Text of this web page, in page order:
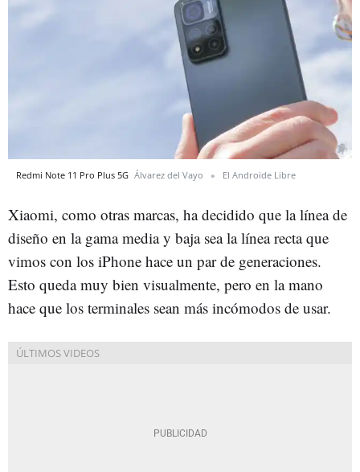
Redmi Note 11 Pro Plus 5G Álvarez del Vayo El Androide Libre
Xiaomi, como otras marcas, ha decidido que la línea de
diseño en la gama media y baja sea la línea recta que
vimos con los iPhone hace un par de generaciones.
Esto queda muy bien visualmente, pero en la mano
hace que los terminales sean más incómodos de usar.